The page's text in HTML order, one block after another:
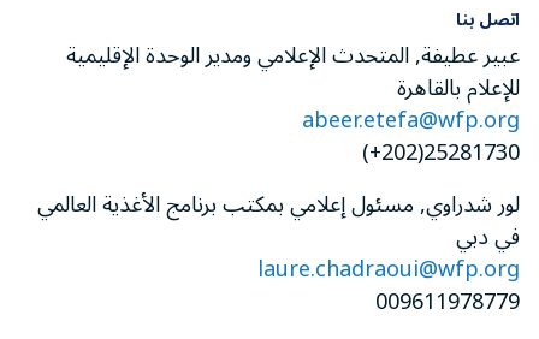
اتصل بنا
عبير عطيفة, المتحدث الإعلامي ومدير الوحدة الإقليمية
للإعلام بالقاهرة
abeer.etefa@wfp.org
25281730(202+)
لور شدراوي, مسئول إعلامي بمكتب برنامج الأغذية العالمي
في دبي
laure.chadraoui@wfp.org
009611978779